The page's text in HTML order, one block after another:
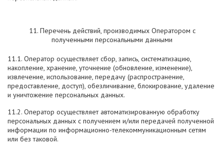
11. Перечень действий, производимых Оператором с
полученными персональными данными
11.1. Оператор осуществляет сбор, запись, систематизацию,
накопление, хранение, уточнение (обновление, изменение),
извлечение, использование, передачу (распространение,
предоставление, доступ), обезличивание, блокирование, удаление
и уничтожение персональных данных.
11.2. Оператор осуществляет автоматизированную обработку
персональных данных с получением и/или передачей полученной
информации по информационно-телекоммуникационным сетям
или без таковой.